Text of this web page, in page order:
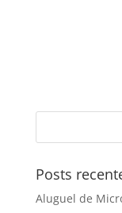
Posts
Aluguel de